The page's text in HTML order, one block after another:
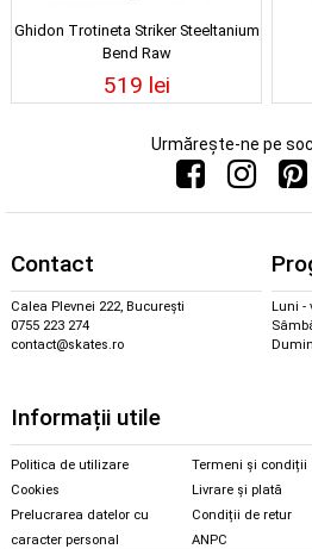
Ghidon Trotineta Striker Steeltanium
Bend Raw
519 lei
Urmărește-ne pe
Contact
Calea Plevnei 222, București
0755 223 274
contact@skates.ro
Luni -
Informații utile
Politica de utilizare
Cookies
Prelucrarea datelor cu
caracter personal
Termeni și condiții
Livrare și plată
Condiții de retur
ANPC